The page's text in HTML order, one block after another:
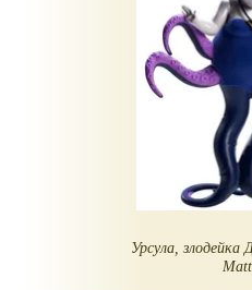
Урсула, злодейка